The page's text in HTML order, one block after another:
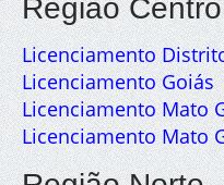
Região
Licenciamento
Licenciamento Goiás
Licenciamento Mato
Licenciamento Mato